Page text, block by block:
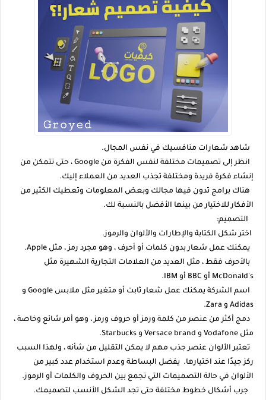
شاهد شعارات منافسيك في نفس المجال.
انظر إلى تصميمات مختلفة لنفس الفكرة من Google ، حتى تتمكن من
إنشاء فكرة فريدة ومختلفة تجذب العديد من العملاء إليك.
هناك برامج تدون فيها مجالك وبعض المعلومات وتعطيك الكثير من
الأفكار للاختيار من بينها الأفضل بالنسبة لك.
التصميم:
اختر شكل الكتابة والإطارات والألوان والرموز.
يمكنك عمل شعار بدون كلمات أو أحرف ، وهو مجرد رمز ، مثل Apple.
بالأحرف فقط ، مثل العديد من العلامات التجارية الشهيرة مثل
McDonald's أو BBC أو IBM.
اسم الشركة يمكنك عمل شعار ثابت أو متغير مثل ملابس Google و
Adidas و Zara.
دمج أكثر من عنصر من كلمة ورمز أو حروف ورمز ، وهو أمر شائع وخاصة ،
مثل Vodafone و Versace brand و Starbucks.
تعتبر الألوان عنصر جذب مهم لا يمكن التقليل من شأنه ، ولهذا السبب
ركز جيدًا عند اختيارها. يفضل البساطة وعدم استخدام عدد كبير من
الألوان في حالة التصميمات التي تجمع بين الحروف والكلمات أو الرموز.
جرب أشكال خطوط مختلفة حتى تجد الشكل الأنسب لتصميمك.